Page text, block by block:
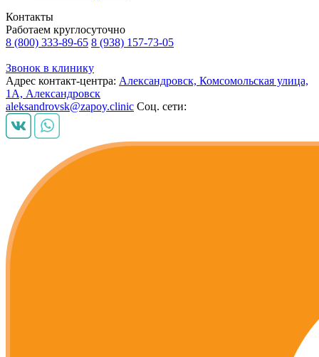
Контакты
Работаем круглосуточно
8 (800) 333-89-65 8 (938) 157-73-05
Звонок в клинику
Адрес контакт-центра: Александровск, Комсомольская улица,
1А, Александровск
aleksandrovsk@zapoy.clinic Соц. сети: